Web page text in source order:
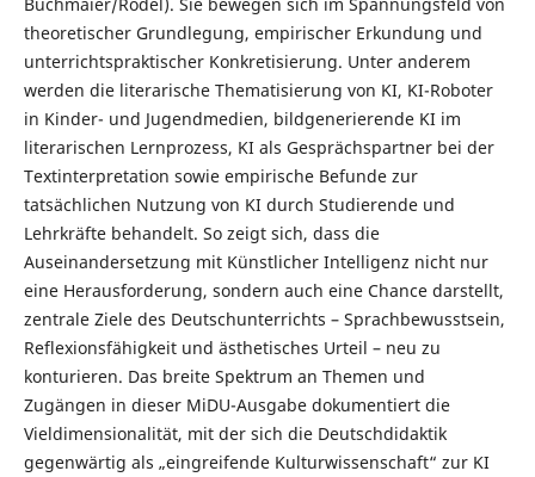
theoretischer Grundlegung, empirischer Erkundung und
unterrichtspraktischer Konkretisierung. Unter anderem
werden die literarische Thematisierung von KI, KI-Roboter
in Kinder- und Jugendmedien, bildgenerierende KI im
literarischen Lernprozess, KI als Gesprächspartner bei der
Textinterpretation sowie empirische Befunde zur
tatsächlichen Nutzung von KI durch Studierende und
Lehrkräfte behandelt. So zeigt sich, dass die
Auseinandersetzung mit Künstlicher Intelligenz nicht nur
eine Herausforderung, sondern auch eine Chance darstellt,
zentrale Ziele des Deutschunterrichts – Sprachbewusstsein,
Reflexionsfähigkeit und ästhetisches Urteil – neu zu
konturieren. Das breite Spektrum an Themen und
Zugängen in dieser MiDU-Ausgabe dokumentiert die
Vieldimensionalität, mit der sich die Deutschdidaktik
gegenwärtig als „eingreifende Kulturwissenschaft“ zur KI